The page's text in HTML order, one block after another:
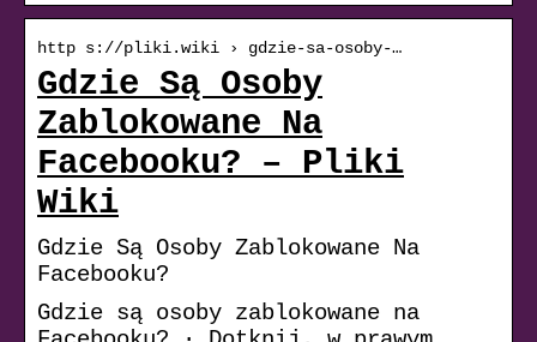
http s://pliki.wiki › gdzie-sa-osoby-…
Gdzie Są Osoby
Zablokowane Na
Facebooku? – Pliki
Wiki
Gdzie Są Osoby Zablokowane Na
Facebooku?
Gdzie są osoby zablokowane na